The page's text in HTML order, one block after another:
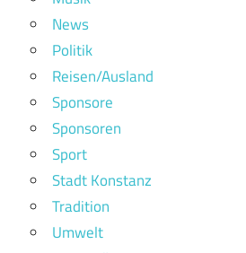
News
Politik
Reisen/Ausland
Sponsore
Sponsoren
Sport
Stadt Konstanz
Tradition
Umwelt